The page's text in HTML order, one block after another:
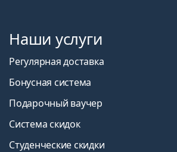
Наши услуги
Регулярная доставка
Бонусная система
Подарочный ваучер
Система скидок
Студенческие скидки